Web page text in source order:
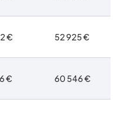
€ 52 925 €
€ 60 546 €